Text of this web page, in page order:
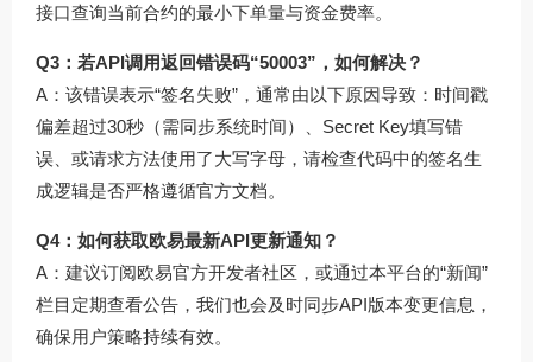
接口查询当前合约的最小下单量与资金费率。
Q3：若API调用返回错误码“50003”，如何解决？
A：该错误表示“签名失败”，通常由以下原因导致：时间戳
偏差超过30秒（需同步系统时间）、Secret Key填写错
误、或请求方法使用了大写字母，请检查代码中的签名生
成逻辑是否严格遵循官方文档。
Q4：如何获取欧易最新API更新通知？
A：建议订阅欧易官方开发者社区，或通过本平台的“新闻”
栏目定期查看公告，我们也会及时同步API版本变更信息，
确保用户策略持续有效。